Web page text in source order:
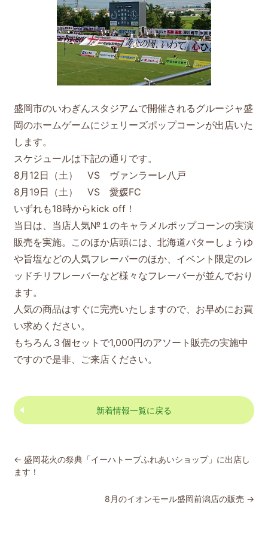
盛岡市のいわぎんスタジアムで開催されるグルージャ盛
岡のホームゲームにジェリーズポップコーンが出店いた
します。
スケジュールは下記の通りです。
8月12日（土） VS ヴァンラーレ八戸
8月19日（土） VS 愛媛FC
いずれも18時からkick off！
当日は、当店人気№１のキャラメルポップコーンの実演
販売を実施。このほか店頭には、北海道バターしょうゆ
や旨塩などの人気フレーバーのほか、イベント限定のレ
ッドチリフレーバーなど様々なフレーバーが並んでおり
ます。
人気の商品はすぐに完売いたしますので、お早めにお買
い求めください。
もちろん３個セットで1,000円のアソート販売の実施中
ですので是非、ご来店ください。
新着情報一覧に戻る
← 盛岡花火の祭典「イーハトーブふれあいショップ」に出店し
ます！
8月のイオンモール盛岡前潟店の販売 →